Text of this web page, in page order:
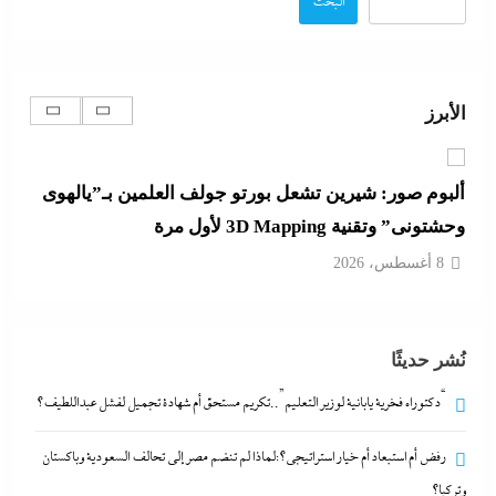
الأبرز
8 أغسطس، 2026
ألبوم صور: شيرين تشعل بورتو جولف العلمين بـ”يالهوى
وحشتونى” وتقنية 3D Mapping لأول مرة
8 أغسطس، 2026
بين نقابتى الصحفيين والعمال
8 أغسطس، 2026
“دكتوراه فخرية يابانية لوزير التعليم”..تكريم مستحق أم
نُشر حديثًا
“دكتوراه فخرية يابانية لوزير التعليم”..تكريم مستحق أم شهادة تجميل لفشل عبداللطيف؟
رفض أم استبعاد أم خيار استراتيجي؟:لماذا لم تنضم مصر إلى تحالف السعودية وباكستان
وتركيا؟